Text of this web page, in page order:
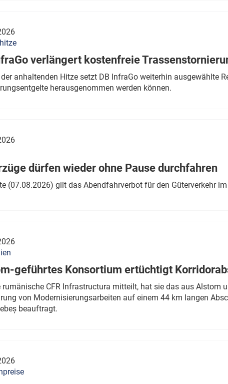
verlängert kostenfreie
anhaltenden Hitze setzt DB InfraGo weiterhin ausgewählte
herausgenommen werden können.
dürfen wieder ohne Pause durchfahren
(07.08.2026) gilt das Abendfahrverbot für den Güterverkehr
geführtes Konsortium ertüchtigt
rumänische CFR Infrastructura mitteilt, hat sie das aus Alstom
von Modernisierungsarbeiten auf einem 44 km langen
beauftragt.